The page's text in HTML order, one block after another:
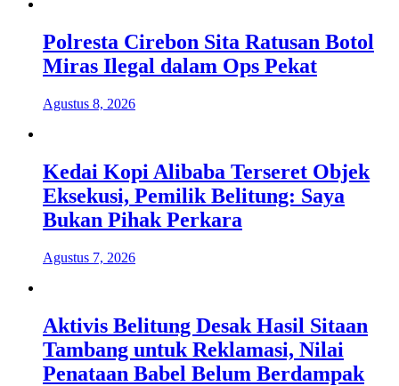
Polresta Cirebon Sita Ratusan Botol
Miras Ilegal dalam Ops Pekat
Agustus 8, 2026
Kedai Kopi Alibaba Terseret Objek
Eksekusi, Pemilik Belitung: Saya
Bukan Pihak Perkara
Agustus 7, 2026
Aktivis Belitung Desak Hasil Sitaan
Tambang untuk Reklamasi, Nilai
Penataan Babel Belum Berdampak